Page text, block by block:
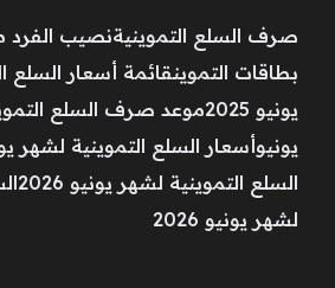
صرف السلع التموينيةنصيب الفرد
بطاقات التموينقائمة أسعار السلع
يونيو 2025موعد صرف السلع
لشهر يونيو 2026